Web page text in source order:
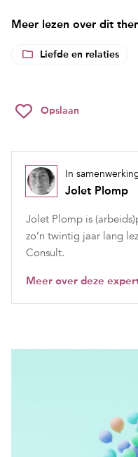
Meer lezen over dit
Liefde en relaties
Opslaan
In
Jolet Plomp
Jolet Plomp is
zo’n twintig jaar lang
Consult.
Meer over deze